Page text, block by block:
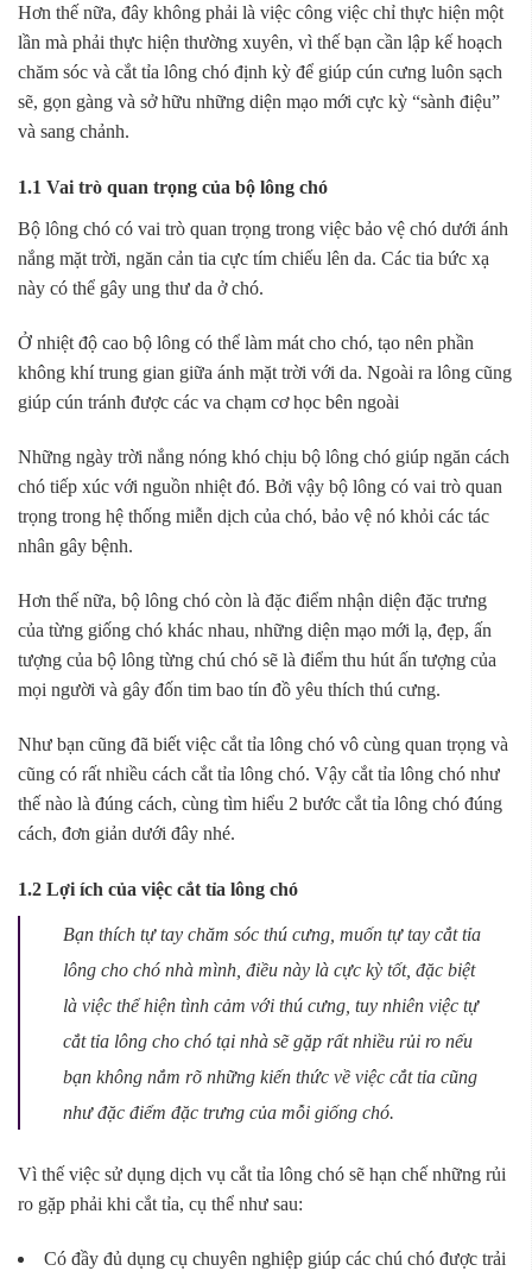
Hơn thế nữa, đây không phải là việc công việc chỉ thực hiện một
lần mà phải thực hiện thường xuyên, vì thế bạn cần lập kế hoạch
chăm sóc và cắt tỉa lông chó định kỳ để giúp cún cưng luôn sạch
sẽ, gọn gàng và sở hữu những diện mạo mới cực kỳ “sành điệu”
và sang chảnh.
1.1 Vai trò quan trọng của bộ lông chó
Bộ lông chó có vai trò quan trọng trong việc bảo vệ chó dưới ánh
nắng mặt trời, ngăn cản tia cực tím chiếu lên da. Các tia bức xạ
này có thể gây ung thư da ở chó.
Ở nhiệt độ cao bộ lông có thể làm mát cho chó, tạo nên phần
không khí trung gian giữa ánh mặt trời với da. Ngoài ra lông cũng
giúp cún tránh được các va chạm cơ học bên ngoài
Những ngày trời nắng nóng khó chịu bộ lông chó giúp ngăn cách
chó tiếp xúc với nguồn nhiệt đó. Bởi vậy bộ lông có vai trò quan
trọng trong hệ thống miễn dịch của chó, bảo vệ nó khỏi các tác
nhân gây bệnh.
Hơn thế nữa, bộ lông chó còn là đặc điểm nhận diện đặc trưng
của từng giống chó khác nhau, những diện mạo mới lạ, đẹp, ấn
tượng của bộ lông từng chú chó sẽ là điểm thu hút ấn tượng của
mọi người và gây đốn tim bao tín đồ yêu thích thú cưng.
Như bạn cũng đã biết việc cắt tỉa lông chó vô cùng quan trọng và
cũng có rất nhiều cách cắt tỉa lông chó. Vậy cắt tỉa lông chó như
thế nào là đúng cách, cùng tìm hiểu 2 bước cắt tỉa lông chó đúng
cách, đơn giản dưới đây nhé.
1.2 Lợi ích của việc cắt tỉa lông chó
Bạn thích tự tay chăm sóc thú cưng, muốn tự tay cắt tỉa
lông cho chó nhà mình, điều này là cực kỳ tốt, đặc biệt
là việc thể hiện tình cảm với thú cưng, tuy nhiên việc tự
cắt tỉa lông cho chó tại nhà sẽ gặp rất nhiều rủi ro nếu
bạn không nắm rõ những kiến thức về việc cắt tỉa cũng
như đặc điểm đặc trưng của mỗi giống chó.
Vì thế việc sử dụng dịch vụ cắt tỉa lông chó sẽ hạn chế những rủi
ro gặp phải khi cắt tỉa, cụ thể như sau:
Có đầy đủ dụng cụ chuyên nghiệp giúp các chú chó được trải